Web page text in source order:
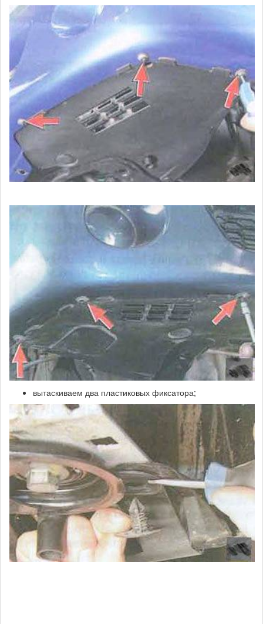
вытаскиваем два пластиковых фиксатора;